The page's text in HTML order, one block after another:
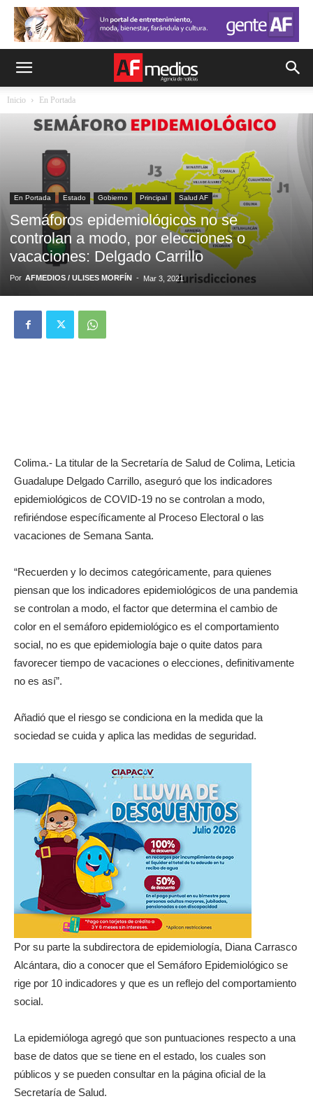
Inicio En Portada
En Portada Estado Gobierno Principal Salud AF
Semáforos epidemiológicos no se
controlan a modo, por elecciones o
vacaciones: Delgado Carrillo
Por AFMEDIOS / ULISES MORFÍN - Mar 3, 2021
Colima.- La titular de la Secretaría de Salud de Colima, Leticia
Guadalupe Delgado Carrillo, aseguró que los indicadores
epidemiológicos de COVID-19 no se controlan a modo,
refiriéndose específicamente al Proceso Electoral o las
vacaciones de Semana Santa.
“Recuerden y lo decimos categóricamente, para quienes
piensan que los indicadores epidemiológicos de una pandemia
se controlan a modo, el factor que determina el cambio de
color en el semáforo epidemiológico es el comportamiento
social, no es que epidemiología baje o quite datos para
favorecer tiempo de vacaciones o elecciones, definitivamente
no es así”.
Añadió que el riesgo se condiciona en la medida que la
sociedad se cuida y aplica las medidas de seguridad.
Por su parte la subdirectora de epidemiología, Diana Carrasco
Alcántara, dio a conocer que el Semáforo Epidemiológico se
rige por 10 indicadores y que es un reflejo del comportamiento
social.
La epidemióloga agregó que son puntuaciones respecto a una
base de datos que se tiene en el estado, los cuales son
públicos y se pueden consultar en la página oficial de la
Secretaría de Salud.